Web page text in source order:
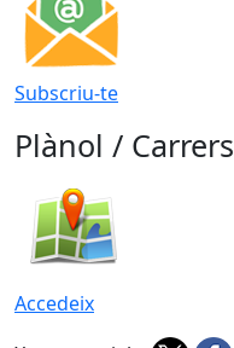
Subscriu-te
Plànol / Carrers
Accedeix